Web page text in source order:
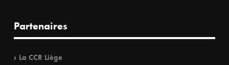
Partenaires
La CCR Liège